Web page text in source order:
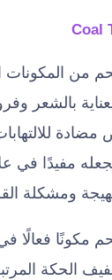
من المكونات
بالشعر
مضادة
مفيدًا في
ومشكلة
مكونًا فعالًا
الحكة